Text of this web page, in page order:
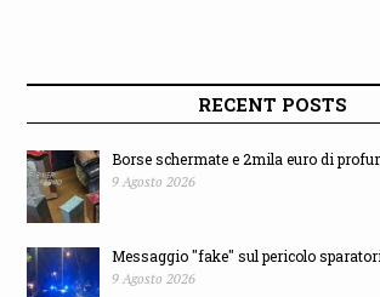
RECENT POSTS
Borse schermate e 2mila euro di
9 Agosto 2026
Messaggio "fake" sul pericolo
9 Agosto 2026